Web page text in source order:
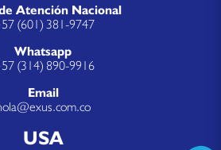
Atención Nacional
(601) 381-9747
Whatsapp
(314) 890-9916
Email
USA